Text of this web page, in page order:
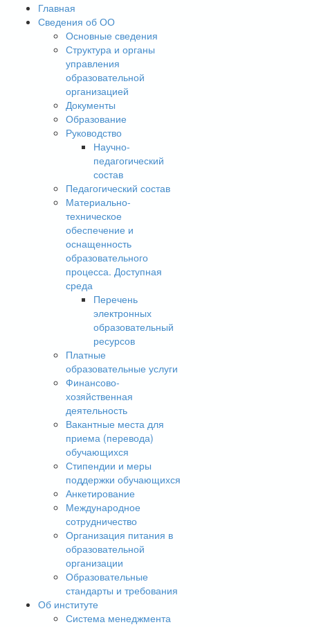
Главная
Сведения об ОО
Основные сведения
Структура и органы
управления
образовательной
организацией
Документы
Образование
Руководство
Научно-
педагогический
состав
Педагогический состав
Материально-
техническое
обеспечение и
оснащенность
образовательного
процесса. Доступная
среда
Перечень
электронных
образовательный
ресурсов
Платные
образовательные услуги
Финансово-
хозяйственная
деятельность
Вакантные места для
приема (перевода)
обучающихся
Стипендии и меры
поддержки обучающихся
Анкетирование
Международное
сотрудничество
Организация питания в
образовательной
организации
Образовательные
стандарты и требования
Об институте
Система менеджмента